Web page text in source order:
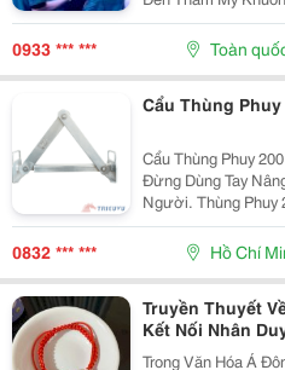
Lão Hóa, Di
Tình Trạng Này
0933 *** *** Toàn
Cẩu Thùng Phuy
Cẩu Thùng Phuy
Đừng Dùng Tay
Người. Thùng Phuy
Nâng Sai Là Rơi,
0832 *** *** Hồ Chí
Truyền Thuyết
Kết Nối Nhân
Trong Văn Hóa Á